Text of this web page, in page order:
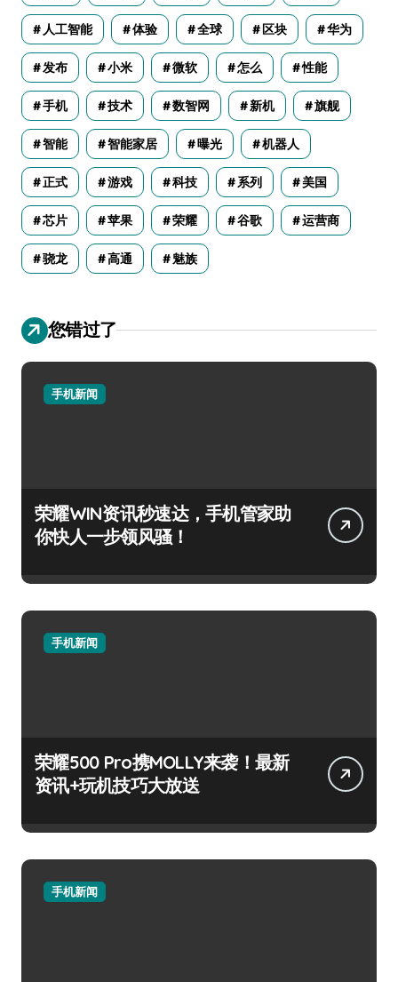
人工智能 体验 全球 区块 华为
发布 小米 微软 怎么 性能
手机 技术 数智网 新机 旗舰
智能 智能家居 曝光 机器人
正式 游戏 科技 系列 美国
芯片 苹果 荣耀 谷歌 运营商
骁龙 高通 魅族
您错过了
手机新闻
荣耀WIN资讯秒速达，手机管家助
你快人一步领风骚！
手机新闻
荣耀500 Pro携MOLLY来袭！最新
资讯+玩机技巧大放送
手机新闻